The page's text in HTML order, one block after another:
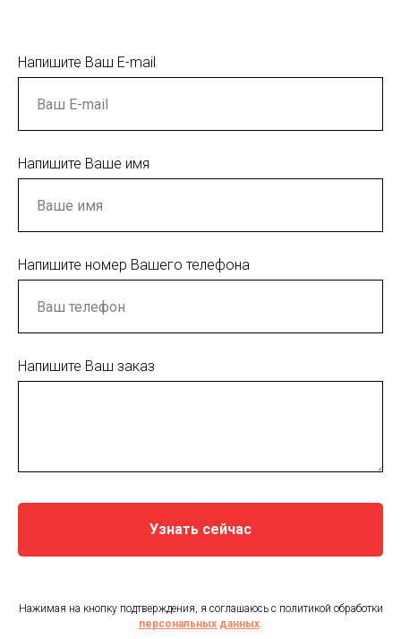
Напишите Ваш E-mail
Напишите Ваше имя
Напишите номер Вашего телефона
Напишите Ваш заказ
Узнать сейчас
Нажимая на кнопку подтверждения, я соглашаюсь с политикой обработки
персональных данных.